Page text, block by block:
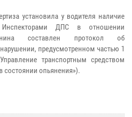
установила у водителя наличие
Инспекторами ДПС в отношении
составлен протокол об
предусмотренном частью 1
транспортным средством
состоянии опьянения»).